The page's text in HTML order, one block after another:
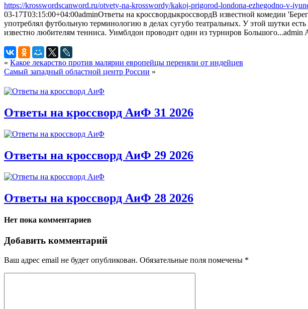
https://krosswordscanword.ru/otvety-na-krosswordy/kakoj-prigorod-londona-ezhegodno-v-
03-17T03:15:00+04:00adminОтветы на кроссвордыкроссвордВ известной комедии
употреблял футбольную терминологию в делах сугубо театральных. У этой шутки
известно любителям тенниса. Уимблдон проводит один из турниров Большого...admin
« Какое лекарство против малярии европейцы переняли от индейцев
Самый западный областной центр России »
Ответы на кроссворд АиФ 31 2026
Ответы на кроссворд АиФ 29 2026
Ответы на кроссворд АиФ 28 2026
Нет пока комментариев
Добавить комментарий
Ваш адрес email не будет опубликован. Обязательные поля помечены *